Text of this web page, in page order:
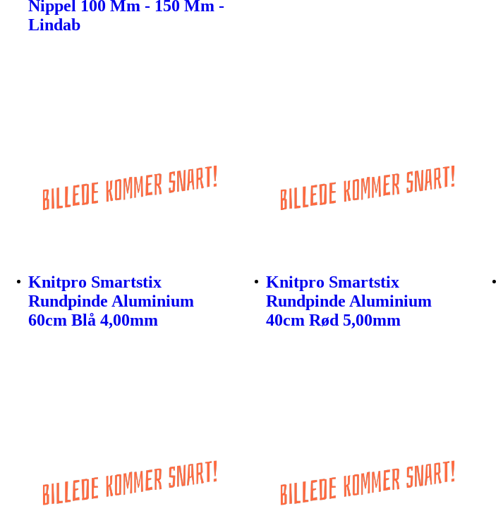
Nippel 100 Mm - 150 Mm -
Lindab
Knitpro Smartstix
Rundpinde Aluminium
60cm Blå 4,00mm
Knitpro Smartstix
Rundpinde Aluminium
40cm Rød 5,00mm